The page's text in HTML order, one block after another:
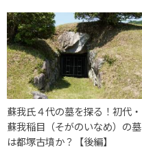
蘇我氏４代の墓を探る！初代・
蘇我稲目（そがのいなめ）の墓
は都塚古墳か？【後編】